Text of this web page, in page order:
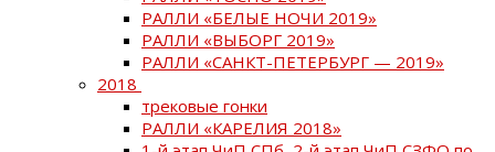
РАЛЛИ «БЕЛЫЕ НОЧИ 2019»
РАЛЛИ «ВЫБОРГ 2019»
РАЛЛИ «САНКТ-ПЕТЕРБУРГ — 2019»
2018
трековые гонки
РАЛЛИ «КАРЕЛИЯ 2018»